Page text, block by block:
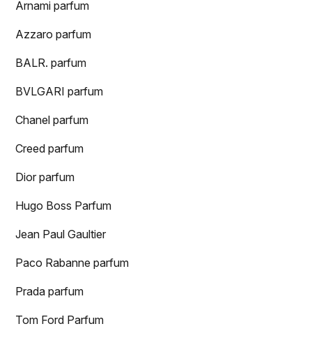
Arnami parfum
Azzaro parfum
BALR. parfum
BVLGARI parfum
Chanel parfum
Creed parfum
Dior parfum
Hugo Boss Parfum
Jean Paul Gaultier
Paco Rabanne parfum
Prada parfum
Tom Ford Parfum